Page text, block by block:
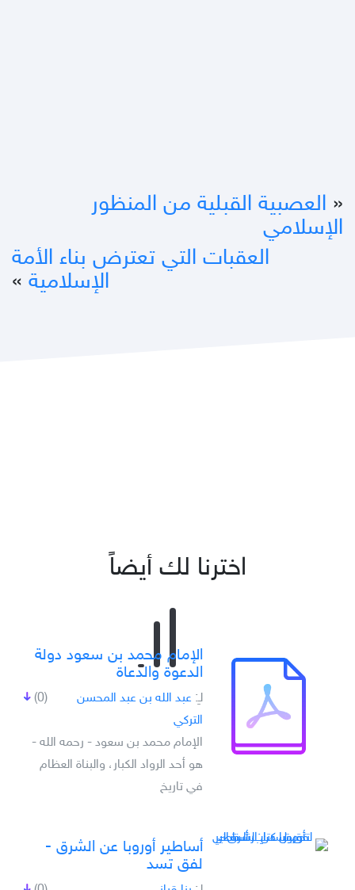
« العصبية القبلية من المنظور
الإسلامي
العقبات التي تعترض بناء الأمة
الإسلامية »
اخترنا لك أيضاً
الإمام محمد بن سعود دولة
الدعوة والدعاة
(0) لـِ: عبد الله بن عبد المحسن
التركي
الإمام محمد بن سعود - رحمه الله -
هو أحد الرواد الكبار، والبناة العظام
في تاريخ
أساطير أوروبا عن الشرق -
لفق تسد